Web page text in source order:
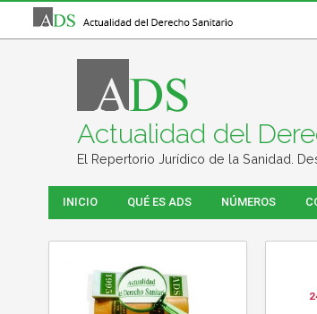
Actualidad del
El Repertorio Jurídico de la Sanidad.
INICIO QUÉ ES ADS NÚMEROS